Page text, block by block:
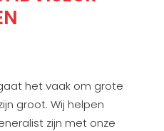
het vaak om grote
groot. Wij helpen
zijn met onze